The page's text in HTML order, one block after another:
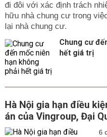
đi đôi với xác định trách
hữu nhà chung cư trong
lại nhà chung cư.
Chung cư
hết giá trị
Hà Nội gia hạn điều
án của Vingroup, Đại
6